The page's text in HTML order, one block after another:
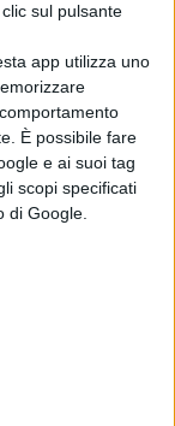
sul pulsante
app utilizza uno
È possibile fare
e ai suoi tag
scopi specificati
di Google.
per le ore
ci saranno
divisi per
un tema
allestirà 16